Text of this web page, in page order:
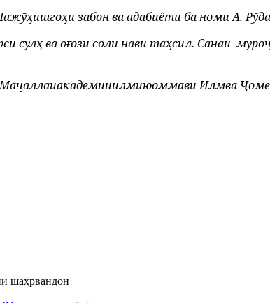
забон ва адабиёти ба номи А.
сулҳ ва оғози соли нави таҳсил. Санаи
МаҷаллаиакадемииилмиюоммавӣИлмва Ҷ
шаҳрвандон